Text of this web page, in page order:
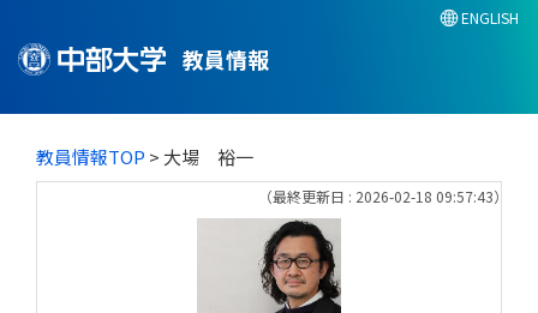
教員情報
ENGLISH
教員情報TOP > 大場 裕一
（最終更新日 : 2026-02-18 09:57:43）